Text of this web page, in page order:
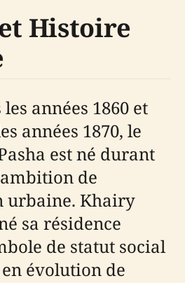
Histoire
années 1860 et
années 1870, le
est né durant
de
urbaine. Khairy
sa résidence
de statut social
évolution de